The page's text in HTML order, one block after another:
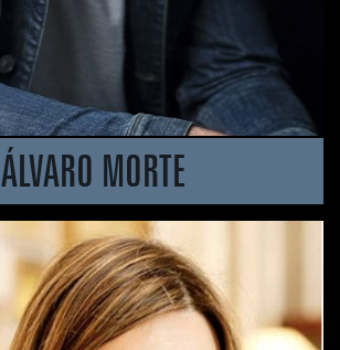
ÁLVARO MORTE